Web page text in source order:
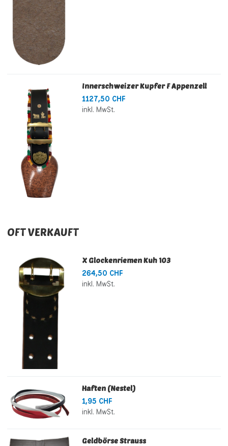
Innerschweizer Kupfer F Appenzell
1127,50 CHF
inkl. MwSt.
OFT VERKAUFT
X Glockenriemen Kuh 103
264,50 CHF
inkl. MwSt.
Haften (Nestel)
1,95 CHF
inkl. MwSt.
Geldbörse Strauss